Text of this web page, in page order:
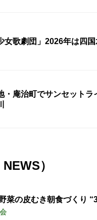
女歌劇団」2026年は
・庵治町でサンセット
）
菜の皮むき朝食づくり